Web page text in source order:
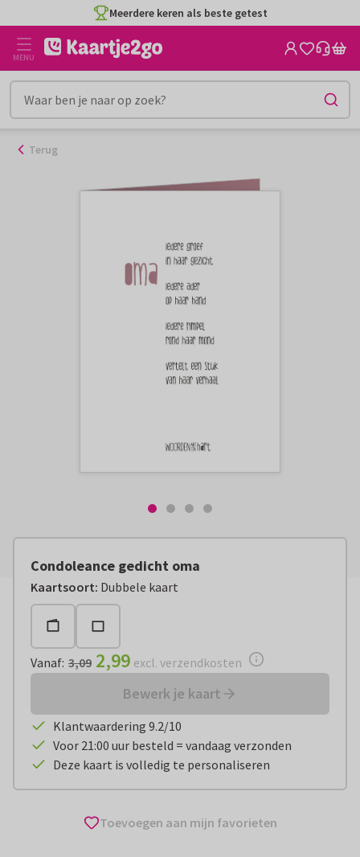
naar
inhoud
Meerdere keren als beste getest
MENU
Terug
Condoleance gedicht oma
Kaartsoort: Dubbele kaart
Vanaf: € 2,99 excl. verzendkosten
Vanaf: 3,09 2,99 excl. verzendkosten
Bewerk je kaart
Klantwaardering 9.2/10
Voor 21:00 uur besteld = vandaag verzonden
Deze kaart is volledig te personaliseren
Toevoegen aan mijn favorieten